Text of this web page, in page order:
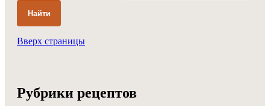
Найти
Вверх страницы
Рубрики рецептов